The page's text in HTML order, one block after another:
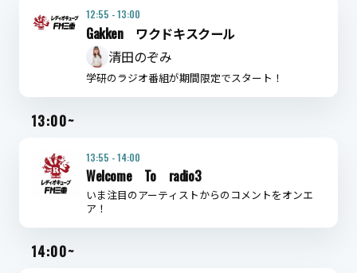
12:55 - 13:00
Gakken ワクドキスクール
清田のぞみ
学研のラジオ番組が期間限定でスタート！
13:00~
13:55 - 14:00
Welcome To radio3
いま注目のアーティストからのコメントをオンエ
ア！
14:00~